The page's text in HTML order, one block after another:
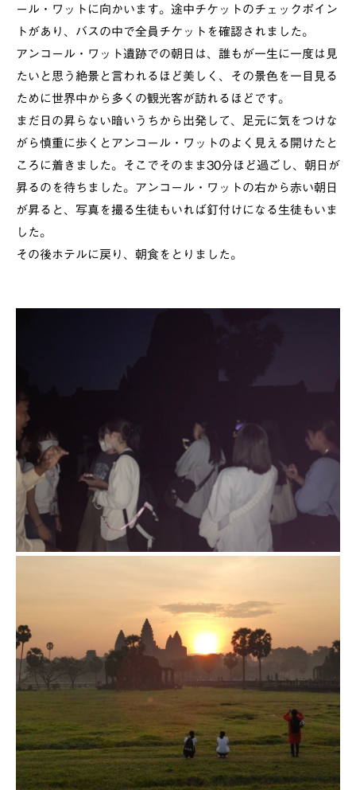
ール・ワットに向かいます。途中チケットのチェックポイン
トがあり、バスの中で全員チケットを確認されました。
アンコール・ワット遺跡での朝日は、誰もが一生に一度は見
たいと思う絶景と言われるほど美しく、その景色を一目見る
ために世界中から多くの観光客が訪れるほどです。
まだ日の昇らない暗いうちから出発して、足元に気をつけな
がら慎重に歩くとアンコール・ワットのよく見える開けたと
ころに着きました。そこでそのまま30分ほど過ごし、朝日が
昇るのを待ちました。アンコール・ワットの右から赤い朝日
が昇ると、写真を撮る生徒もいれば釘付けになる生徒もいま
した。
その後ホテルに戻り、朝食をとりました。